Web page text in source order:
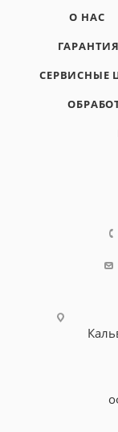
О НАС
ГАРАНТИЯ
СЕРВИСНЫЕ